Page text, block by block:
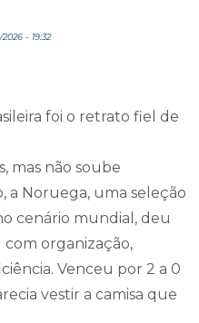
- 19:32
foi o retrato fiel de
mas não soube
a Noruega, uma seleção
cenário mundial, deu
organização,
Venceu por 2 a 0
vestir a camisa que